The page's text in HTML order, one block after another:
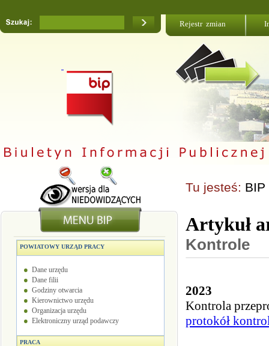
Rejestr zmian
POWIATOWY URZĄD PRACY
Dane urzędu
Dane filii
Godziny otwarcia
Kierownictwo urzędu
Organizacja urzędu
Elektroniczny urząd podawczy
PRACA
Tu jesteś: BIP
Artykuł
Kontrole
2023
Kontrola
protokół